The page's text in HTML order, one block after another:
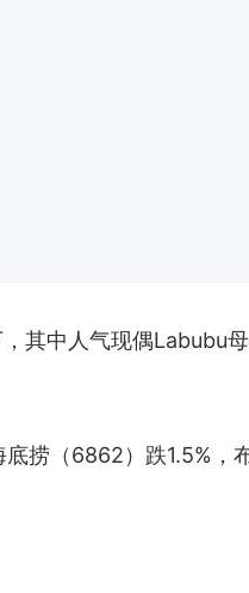
其中人气现偶Labubu
捞（6862）跌1.5%，